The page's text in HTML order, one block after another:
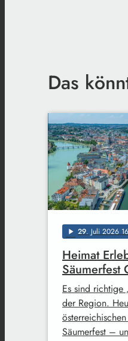
Das
play_arrow 29. Juli 2026
Heimat
Säumerfest
Es sind richtige
der Region.
Säumerfest –